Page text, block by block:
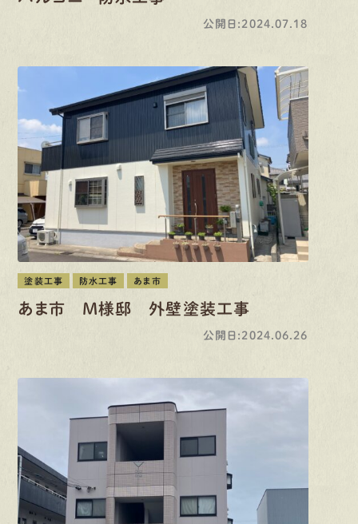
公開日:2024.07.18
塗装工事 防水工事 あま市
あま市 M様邸 外壁塗装工事
公開日:2024.06.26